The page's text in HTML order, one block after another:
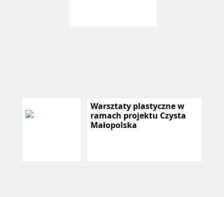
Warsztaty plastyczne w
ramach projektu Czysta
Małopolska